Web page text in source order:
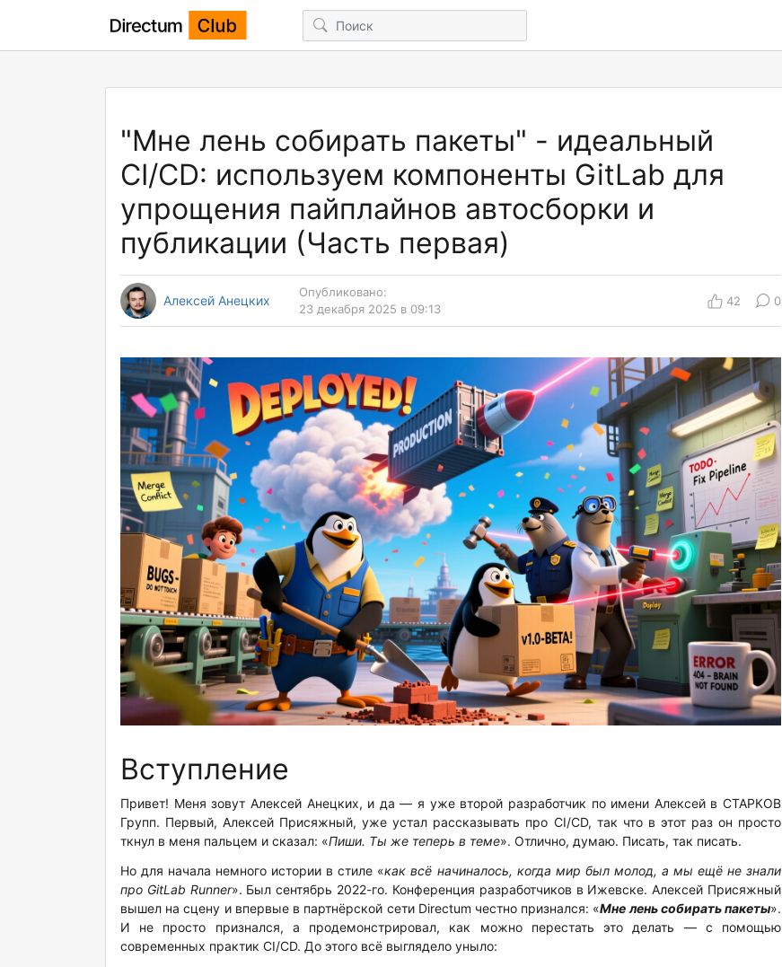
"Мне лень собирать пакеты" - идеальный
CI/CD: используем компоненты GitLab для
упрощения пайплайнов автосборки и
публикации (Часть первая)
Алексей Анецких
Опубликовано:
23 декабря 2025 в 09:13
42 0
Вступление
Привет! Меня зовут Алексей Анецких, и да — я уже второй разработчик по имени Алексей в СТАРКОВ
Групп. Первый, Алексей Присяжный, уже устал рассказывать про CI/CD, так что в этот раз он просто
ткнул в меня пальцем и сказал: «Пиши. Ты же теперь в теме». Отлично, думаю. Писать, так писать.
Но для начала немного истории в стиле «как всё начиналось, когда мир был молод, а мы ещё не знали
про GitLab Runner». Был сентябрь 2022-го. Конференция разработчиков в Ижевске. Алексей Присяжный
вышел на сцену и впервые в партнёрской сети Directum честно признался: «Мне лень собирать пакеты».
И не просто признался, а продемонстрировал, как можно перестать это делать — с помощью
современных практик CI/CD. До этого всё выглядело уныло: